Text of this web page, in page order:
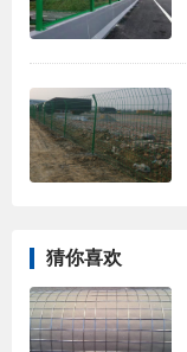
猜你喜欢